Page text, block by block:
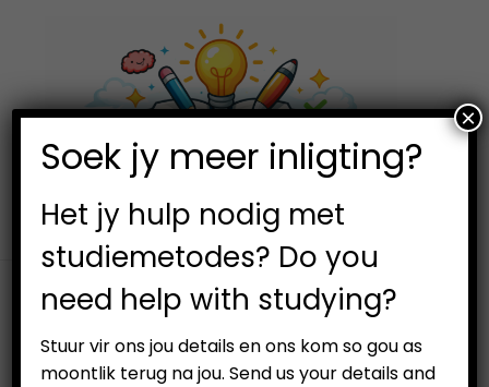
k
t
o
a
k
t
o
o
0
PREVIOUS NEXT
Soek jy meer inligting?
Het jy hulp nodig met
studiemetodes? Do you
need help with studying?
Stuur vir ons jou details en ons kom so gou as
moontlik terug na jou. Send us your details and
×